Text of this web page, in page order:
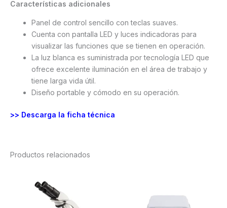
Características adicionales
Panel de control sencillo con teclas suaves.
Cuenta con pantalla LED y luces indicadoras para
visualizar las funciones que se tienen en operación.
La luz blanca es suministrada por tecnología LED que
ofrece excelente iluminación en el área de trabajo y
tiene larga vida útil.
Diseño portable y cómodo en su operación.
>> Descarga la ficha técnica
Productos relacionados